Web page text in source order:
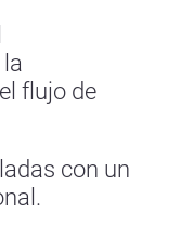
flujo de
con un